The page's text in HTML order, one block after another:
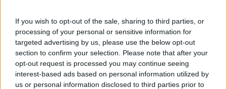
If you wish to opt-out of the sale, sharing to third parties, or
processing of your personal or sensitive information for
targeted advertising by us, please use the below opt-out
section to confirm your selection. Please note that after your
opt-out request is processed you may continue seeing
interest-based ads based on personal information utilized by
us or personal information disclosed to third parties prior to